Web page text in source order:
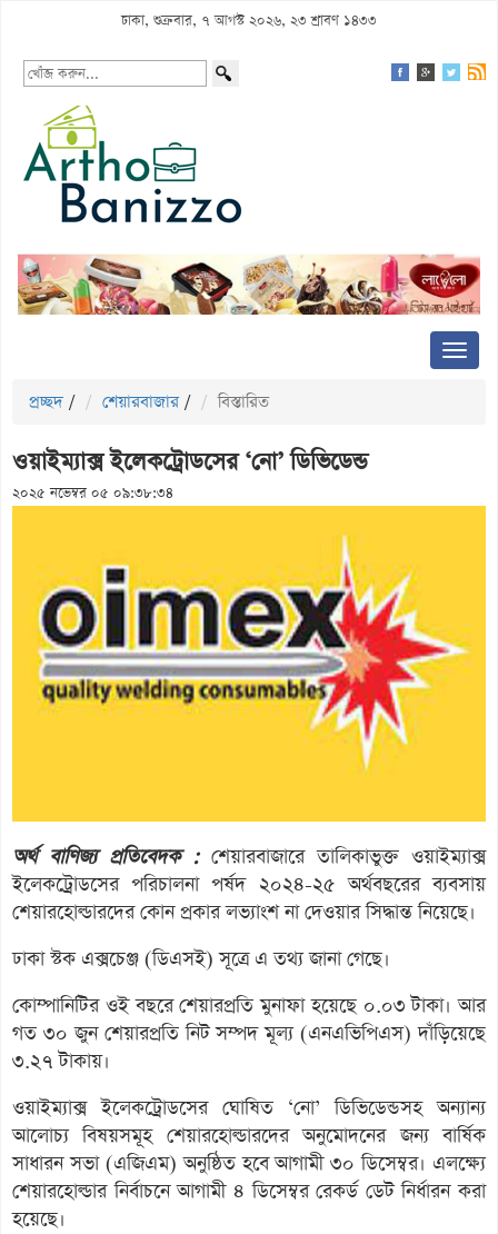
ঢাকা, শুক্রবার, ৭ আগস্ট ২০২৬, ২৩ শ্রাবণ ১৪৩৩
প্রচ্ছদ / শেয়ারবাজার / বিস্তারিত
ওয়াইম্যাক্স ইলেকট্রোডসের ‘নো’ ডিভিডেন্ড
২০২৫ নভেম্বর ০৫ ০৯:৩৮:৩৪
অর্থ বাণিজ্য প্রতিবেদক :শেয়ারবাজারে তালিকাভুক্ত ওয়াইম্যাক্স
ইলেকট্রোডসের পরিচালনা পর্ষদ ২০২৪-২৫ অর্থবছরের ব্যবসায়
শেয়ারহোল্ডারদের কোন প্রকার লভ্যাংশ না দেওয়ার সিদ্ধান্ত নিয়েছে।
ঢাকা স্টক এক্সচেঞ্জ (ডিএসই) সূত্রে এ তথ্য জানা গেছে।
কোম্পানিটির ওই বছরে শেয়ারপ্রতি মুনাফা হয়েছে ০.০৩ টাকা। আর
গত ৩০ জুন শেয়ারপ্রতি নিট সম্পদ মূল্য (এনএভিপিএস) দাঁড়িয়েছে
৩.২৭ টাকায়।
ওয়াইম্যাক্স ইলেকট্রোডসের ঘোষিত ‘নো’ ডিভিডেন্ডসহ অন্যান্য
আলোচ্য বিষয়সমূহ শেয়ারহোল্ডারদের অনুমোদনের জন্য বার্ষিক
সাধারন সভা (এজিএম) অনুষ্ঠিত হবে আগামী ৩০ ডিসেম্বর। এলক্ষ্যে
শেয়ারহোল্ডার নির্বাচনে আগামী ৪ ডিসেম্বর রেকর্ড ডেট নির্ধারন করা
হয়েছে।